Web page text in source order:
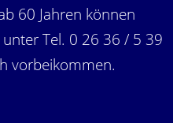
60 Jahren können
Tel. 0 26 36 / 5 39
vorbeikommen.